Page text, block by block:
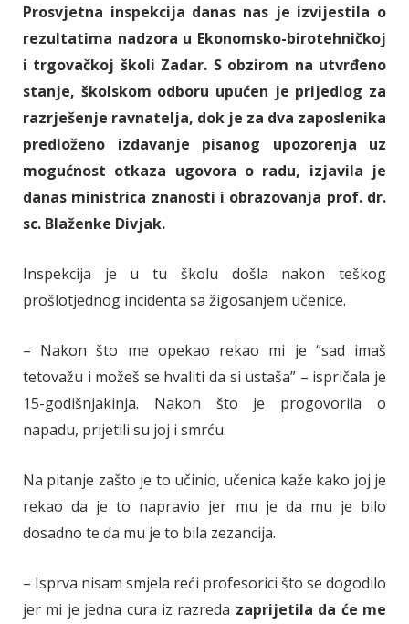
Prosvjetna inspekcija danas nas je izvijestila o
rezultatima nadzora u Ekonomsko-birotehničkoj
i trgovačkoj školi Zadar. S obzirom na utvrđeno
stanje, školskom odboru upućen je prijedlog za
razrješenje ravnatelja, dok je za dva zaposlenika
predloženo izdavanje pisanog upozorenja uz
mogućnost otkaza ugovora o radu, izjavila je
danas ministrica znanosti i obrazovanja prof. dr.
sc. Blaženke Divjak.
Inspekcija je u tu školu došla nakon teškog
prošlotjednog incidenta sa žigosanjem učenice.
– Nakon što me opekao rekao mi je “sad imaš
tetovažu i možeš se hvaliti da si ustaša” – ispričala je
15-godišnjakinja. Nakon što je progovorila o
napadu, prijetili su joj i smrću.
Na pitanje zašto je to učinio, učenica kaže kako joj je
rekao da je to napravio jer mu je da mu je bilo
dosadno te da mu je to bila zezancija.
– Isprva nisam smjela reći profesorici što se dogodilo
jer mi je jedna cura iz razreda zaprijetila da će me